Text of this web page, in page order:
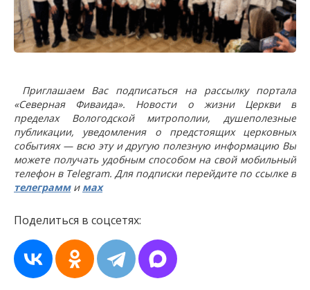
Приглашаем Вас подписаться на рассылку портала
«Северная Фиваида». Новости о жизни Церкви в
пределах Вологодской митрополии, душеполезные
публикации, уведомления о предстоящих церковных
событиях — всю эту и другую полезную информацию Вы
можете получать удобным способом на свой мобильный
телефон в Telegram. Для подписки перейдите по ссылке в
телеграмми мах
Поделиться в соцсетях: